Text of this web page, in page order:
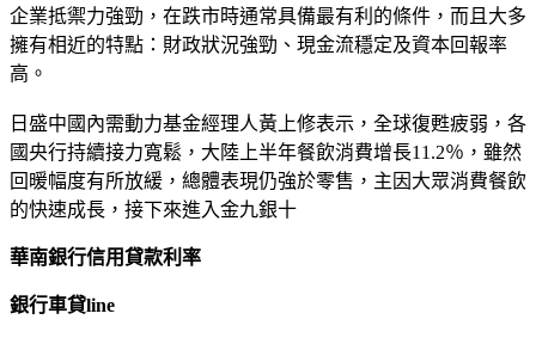
企業抵禦力強勁，在跌市時通常具備最有利的條件，而且大多
擁有相近的特點：財政狀況強勁、現金流穩定及資本回報率
高。
日盛中國內需動力基金經理人黃上修表示，全球復甦疲弱，各
國央行持續接力寬鬆，大陸上半年餐飲消費增長11.2％，雖然
回暖幅度有所放緩，總體表現仍強於零售，主因大眾消費餐飲
的快速成長，接下來進入金九銀十
華南銀行信用貸款利率
銀行車貸line